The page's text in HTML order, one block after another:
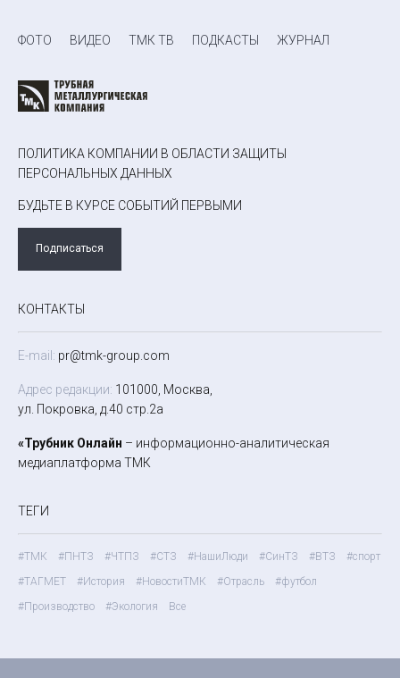
ФОТО ВИДЕО ТМК ТВ ПОДКАСТЫ ЖУРНАЛ
ПОЛИТИКА КОМПАНИИ В ОБЛАСТИ ЗАЩИТЫ
ПЕРСОНАЛЬНЫХ ДАННЫХ
БУДЬТЕ В КУРСЕ СОБЫТИЙ ПЕРВЫМИ
Подписаться
КОНТАКТЫ
E-mail: pr@tmk-group.com
Адрес редакции: 101000, Москва,
ул. Покровка, д.40 стр.2а
«Трубник Онлайн – информационно-аналитическая
медиаплатформа ТМК
ТЕГИ
#ТМК #ПНТЗ #ЧТПЗ #СТЗ #НашиЛюди #СинТЗ #ВТЗ
#спорт
#ТАГМЕТ
#История #НовостиТМК #Отрасль
#футбол
#Производство
#Экология Все